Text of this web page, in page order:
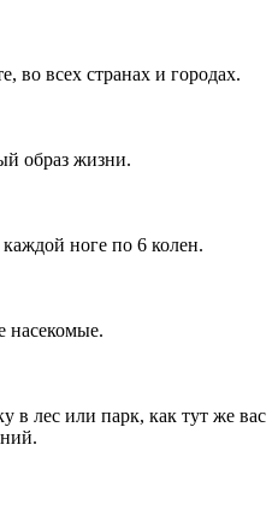
во всех странах и городах.
образ жизни.
ноге по 6 колен.
насекомые.
в лес или парк, как тут же вас